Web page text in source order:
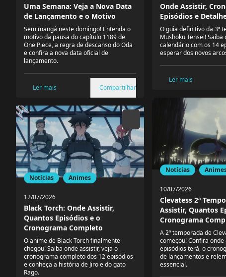
Uma Semana: Veja a Nova Data
de Lançamento e o Motivo
Sem mangá neste domingo! Entenda o
motivo da pausa do capítulo 1189 de
One Piece, a regra de descanso do Oda
e confira a nova data oficial de
lançamento.
Ler mais Compartilhar
Notícias Animes
12/07/2026
Black Torch: Onde Assistir,
Quantos Episódios e o
Cronograma Completo
O anime de Black Torch finalmente
chegou! Saiba onde assistir, veja o
cronograma completo dos 12 episódios
e conheça a história de Jiro e do gato
Rago.
Onde Assistir,
Episódios e
O guia definitivo da 3ª
Mushoku Tensei! Saiba
calendário com os 14
esperar dos novos
Ler mais
Notícias
10/07/2026
Clevatess 2ª
Assistir, Quantos
Cronograma
A 2ª temporada de
começou! Confira onde
episódios terá, o
de lançamentos e
essencial.